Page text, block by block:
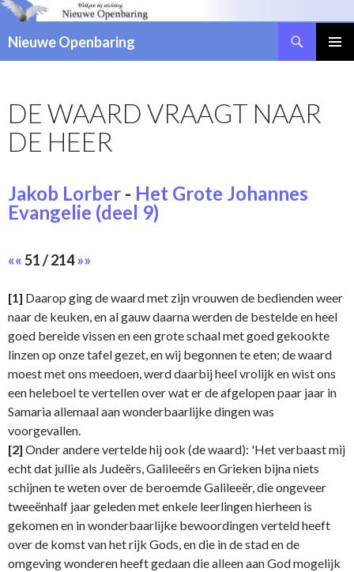
Nieuwe Openbaring
SPRINGEN
DE WAARD VRAAGT NAAR
DE HEER
Jakob Lorber - Het Grote Johannes
Evangelie (deel 9)
««51 / 214»»
[1] Daarop ging de waard met zijn vrouwen de bedienden weer
naar de keuken, en al gauw daarna werden de bestelde en heel
goed bereide vissen en een grote schaal met goed gekookte
linzen op onze tafel gezet, en wij begonnen te eten; de waard
moest met ons meedoen, werd daarbij heel vrolijk en wist ons
een heleboel te vertellen over wat er de afgelopen paar jaar in
Samaria allemaal aan wonderbaarlijke dingen was
voorgevallen.
[2] Onder andere vertelde hij ook (de waard): 'Het verbaast mij
echt dat jullie als Judeërs, Galileeërs en Grieken bijna niets
schijnen te weten over de beroemde Galileeër, die ongeveer
tweeënhalf jaar geleden met enkele leerlingen hierheen is
gekomen en in wonderbaarlijke bewoordingen verteld heeft
over de komst van het rijk Gods, en die in de stad en de
omgeving wonderen heeft gedaan die alleen aan God mogelijk